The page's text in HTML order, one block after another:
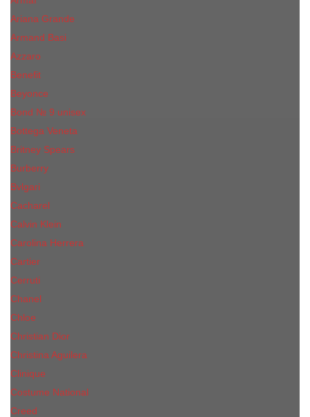
Ariana Grande
Armand Basi
Azzaro
Benefit
Beyonce
Bond № 9 unisex
Bottega Veneta
Britney Spears
Burberry
Bvlgari
Cacharel
Calvin Klein
Carolina Herrera
Cartier
Cerruti
Сhanеl
Chloe
Christian Dior
Christina Aguilera
Сliniquе
Costume National
Creed